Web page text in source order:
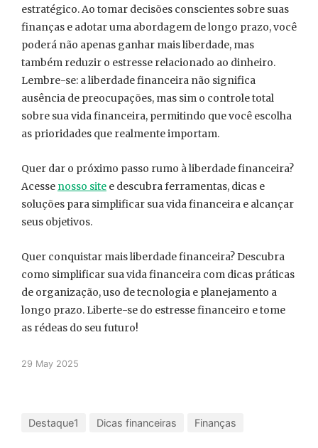
estratégico. Ao tomar decisões conscientes sobre suas
finanças e adotar uma abordagem de longo prazo, você
poderá não apenas ganhar mais liberdade, mas
também reduzir o estresse relacionado ao dinheiro.
Lembre-se: a liberdade financeira não significa
ausência de preocupações, mas sim o controle total
sobre sua vida financeira, permitindo que você escolha
as prioridades que realmente importam.
Quer dar o próximo passo rumo à liberdade financeira?
Acesse nosso site e descubra ferramentas, dicas e
soluções para simplificar sua vida financeira e alcançar
seus objetivos.
Quer conquistar mais liberdade financeira? Descubra
como simplificar sua vida financeira com dicas práticas
de organização, uso de tecnologia e planejamento a
longo prazo. Liberte-se do estresse financeiro e tome
as rédeas do seu futuro!
29 May 2025
Destaque1 Dicas financeiras Finanças